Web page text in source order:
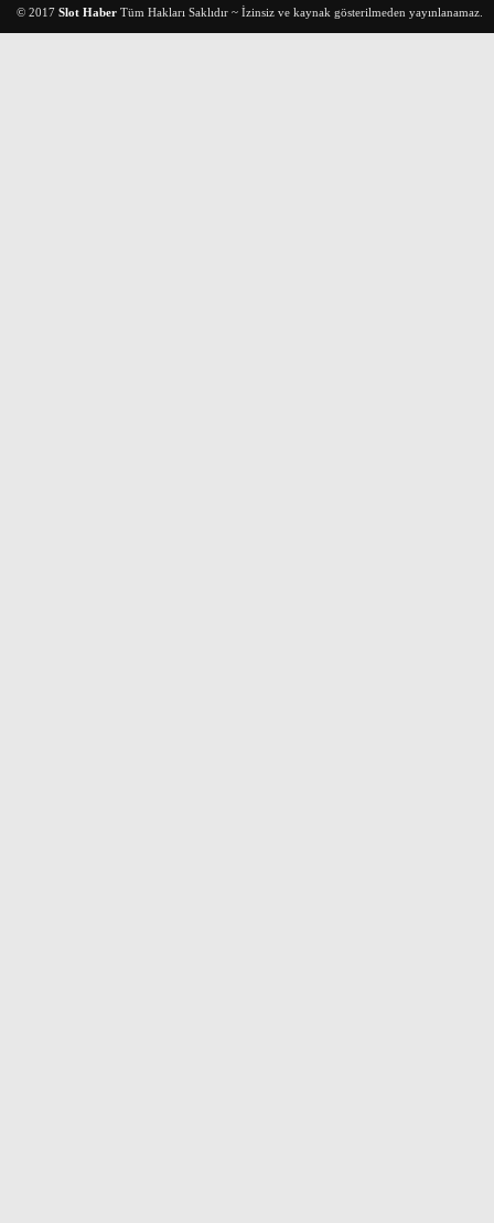
© 2017 Slot Haber Tüm Hakları Saklıdır ~ İzinsiz ve kaynak gösterilmeden yayınlanamaz.